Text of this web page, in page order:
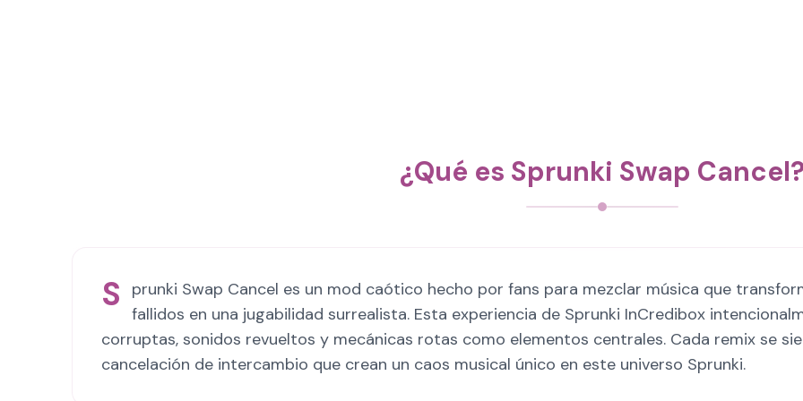
¿Qué es Sprunki Swap
S
prunki Swap Cancel es un mod caótico hecho por fans para mezclar música que
fallidos en una jugabilidad surrealista. Esta experiencia de Sprunki InCredibox
corruptas, sonidos revueltos y mecánicas rotas como elementos centrales. Cada remix se
cancelación de intercambio que crean un caos musical único en este universo Sprunki.